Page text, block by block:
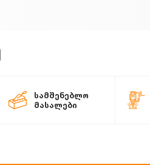
სამშენებლო
მასალები